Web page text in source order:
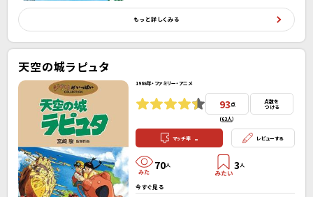
もっと詳しくみる
天空の城ラピュタ
1986年・ファミリー・アニメ
93 点
(63人）
点数を
つける
マッチ率 - レビューする
70人 3人
今すぐ見る